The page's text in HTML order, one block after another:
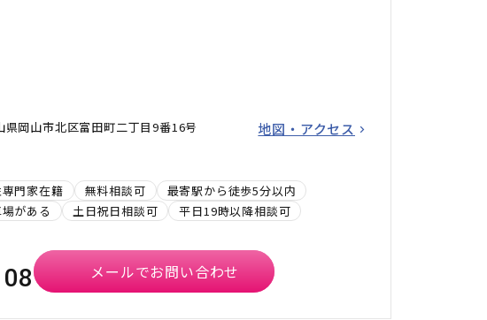
県岡山市北区富田町二丁目9番16号 地図・アクセス
門家在籍 無料相談可
最寄駅から徒歩5分以内
がある
土日祝日相談可 平日19時以降相談可
メールでお問い合わせ